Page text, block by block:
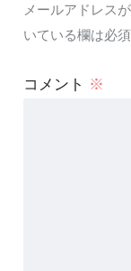
メールアドレス
いている欄は必
コメント ※